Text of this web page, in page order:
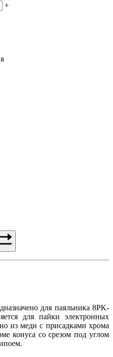
+
для паяльника 8PK-
для пайки электронных
из меди с присадками хрома
конуса со срезом под углом